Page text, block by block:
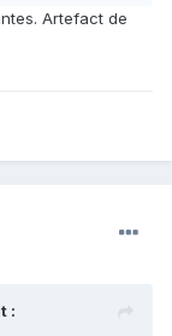
Artefact de
: